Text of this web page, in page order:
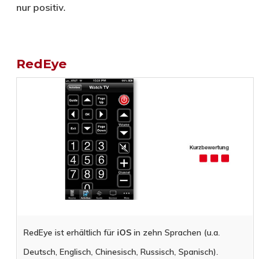
nur positiv.
RedEye
RedEye ist erhältlich für iOSin zehn Sprachen (u.a.
Deutsch, Englisch, Chinesisch, Russisch, Spanisch).